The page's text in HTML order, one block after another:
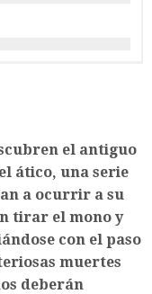
el antiguo
ático, una serie
a ocurrir a su
tirar el mono y
con el paso
muertes
deberán